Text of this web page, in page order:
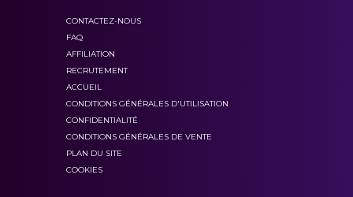
CONTACTEZ-NOUS
FAQ
AFFILIATION
RECRUTEMENT
ACCUEIL
CONDITIONS GÉNÉRALES D'UTILISATION
CONFIDENTIALITÉ
CONDITIONS GÉNÉRALES DE VENTE
PLAN DU SITE
COOKIES